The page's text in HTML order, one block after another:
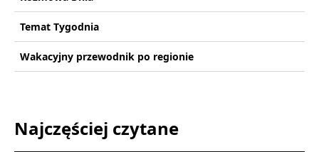
Temat Tygodnia
Wakacyjny przewodnik po regionie
Najczęściej czytane